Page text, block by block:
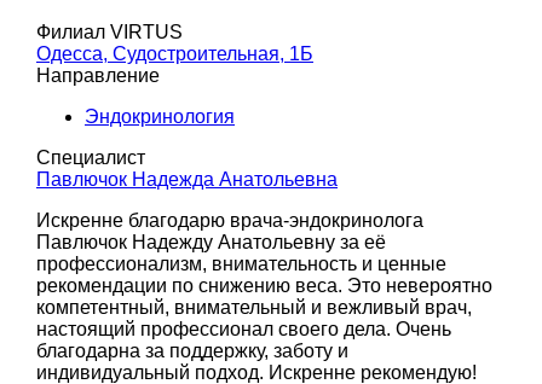
Филиал VIRTUS
Одесса, Судостроительная, 1Б
Направление
Эндокринология
Специалист
Павлючок Надежда Анатольевна
Искренне благодарю врача-эндокринолога
Павлючок Надежду Анатольевну за её
профессионализм, внимательность и ценные
рекомендации по снижению веса. Это невероятно
компетентный, внимательный и вежливый врач,
настоящий профессионал своего дела. Очень
благодарна за поддержку, заботу и
индивидуальный подход. Искренне рекомендую!